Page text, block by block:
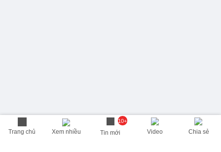
Trang chủ Xem nhiều
10+
Tin mới Video Chia sẻ